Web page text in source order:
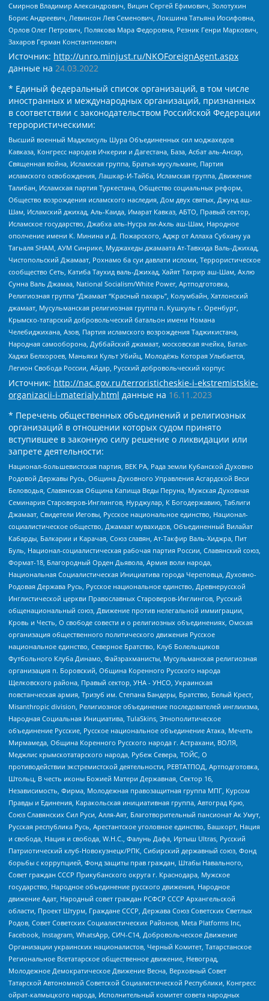
Смирнов Владимир Александрович, Вицин Сергей Ефимович, Золотухин
Борис Андреевич, Левинсон Лев Семенович, Локшина Татьяна Иосифовна,
Орлов Олег Петрович, Полякова Мара Федоровна, Резник Генри Маркович,
Захаров Герман Константинович
Источник: http://unro.minjust.ru/NKOForeignAgent.aspx
данные на 24.03.2022
* Единый федеральный список организаций, в том числе
иностранных и международных организаций, признанных
в соответствии с законодательством Российской Федерации
террористическими:
Высший военный Маджлисуль Шура Объединенных сил моджахедов
Кавказа, Конгресс народов Ичкерии и Дагестана, База, Асбат аль-Ансар,
Священная война, Исламская группа, Братья-мусульмане, Партия
исламского освобождения, Лашкар-И-Тайба, Исламская группа, Движение
Талибан, Исламская партия Туркестана, Общество социальных реформ,
Общество возрождения исламского наследия, Дом двух святых, Джунд аш-
Шам, Исламский джихад, Аль-Каида, Имарат Кавказ, АБТО, Правый сектор,
Исламское государство, Джабха аль-Нусра ли-Ахль аш-Шам, Народное
ополчение имени К. Минина и Д. Пожарского, Аджр от Аллаха Субхану уа
Тагьаля SHAM, АУМ Синрике, Муджахеды джамаата Ат-Тавхида Валь-Джихад,
Чистопольский Джамаат, Рохнамо ба суи давлати исломи, Террористическое
сообщество Сеть, Катиба Таухид валь-Джихад, Хайят Тахрир аш-Шам, Ахлю
Сунна Валь Джамаа, National Socialism/White Power, Артподготовка,
Религиозная группа “Джамаат “Красный пахарь”, Колумбайн, Хатлонский
джамаат, Мусульманская религиозная группа п. Кушкуль г. Оренбург,
Крымско-татарский добровольческий батальон имени Номана
Челебиджихана, Азов, Партия исламского возрождения Таджикистана,
Народная самооборона, Дуббайский джамаат, московская ячейка, Батал-
Хаджи Белхороев, Маньяки Культ Убийц, Молодёжь Которая Улыбается,
Легион Свобода России, Айдар, Русский добровольческий корпус
Источник: http://nac.gov.ru/terroristicheskie-i-ekstremistskie-
organizacii-i-materialy.html данные на 16.11.2023
* Перечень общественных объединений и религиозных
организаций в отношении которых судом принято
вступившее в законную силу решение о ликвидации или
запрете деятельности:
Национал-большевистская партия, ВЕК РА, Рада земли Кубанской Духовно
Родовой Державы Русь, Община Духовного Управления Асгардской Веси
Беловодья, Славянская Община Капища Веды Перуна, Мужская Духовная
Семинария Староверов-Инглингов, Нурджулар, К Богодержавию, Таблиги
Джамаат, Свидетели Иеговы, Русское национальное единство, Национал-
социалистическое общество, Джамаат мувахидов, Объединенный Вилайат
Кабарды, Балкарии и Карачая, Союз славян, Ат-Такфир Валь-Хиджра, Пит
Буль, Национал-социалистическая рабочая партия России, Славянский союз,
Формат-18, Благородный Орден Дьявола, Армия воли народа,
Национальная Социалистическая Инициатива города Череповца, Духовно-
Родовая Держава Русь, Русское национальное единство, Древнерусской
Инглистической церкви Православных Староверов-Инглингов, Русский
общенациональный союз, Движение против нелегальной иммиграции,
Кровь и Честь, О свободе совести и о религиозных объединениях, Омская
организация общественного политического движения Русское
национальное единство, Северное Братство, Клуб Болельщиков
Футбольного Клуба Динамо, Файзрахманисты, Мусульманская религиозная
организация п. Боровский, Община Коренного Русского народа
Щелковского района, Правый сектор, УНА - УНСО, Украинская
повстанческая армия, Тризуб им. Степана Бандеры, Братство, Белый Крест,
Misanthropic division, Религиозное объединение последователей инглиизма,
Народная Социальная Инициатива, TulaSkins, Этнополитическое
объединение Русские, Русское национальное объединение Атака, Мечеть
Мирмамеда, Община Коренного Русского народа г. Астрахани, ВОЛЯ,
Меджлис крымскотатарского народа, Рубеж Севера, ТОЙС, О
противодействии экстремистской деятельности, РЕВТАТПОД, Артподготовка,
Штольц, В честь иконы Божией Матери Державная, Сектор 16,
Независимость, Фирма, Молодежная правозащитная группа МПГ, Курсом
Правды и Единения, Каракольская инициативная группа, Автоград Крю,
Союз Славянских Сил Руси, Алля-Аят, Благотворительный пансионат Ак Умут,
Русская республика Русь, Арестантское уголовное единство, Башкорт, Нация
и свобода, Нация и свобода, W.H.С., Фалунь Дафа, Иртыш Ultras, Русский
Патриотический клуб-Новокузнецк/РПК, Сибирский державный союз, Фонд
борьбы с коррупцией, Фонд защиты прав граждан, Штабы Навального,
Совет граждан СССР Прикубанского округа г. Краснодара, Мужское
государство, Народное объединение русского движения, Народное
движение Адат, Народный совет граждан РСФСР СССР Архангельской
области, Проект Штурм, Граждане СССР, Держава Союз Советских Светлых
Родов, Совет Советских Социалистических Районов, Meta Platforms Inc,
Facebook, Instagram, WhatsApp, СИЧ-С14, Добровольческое Движение
Организации украинских националистов, Черный Комитет, Татарстанское
Региональное Всетатарское общественное движение, Невоград,
Молодежное Демократическое Движение Весна, Верховный Совет
Татарской Автономной Советской Социалистической Республики, Конгресс
ойрат-калмыцкого народа, Исполнительный комитет совета народных